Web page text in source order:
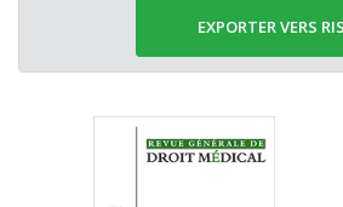
EXPORTER VERS RIS